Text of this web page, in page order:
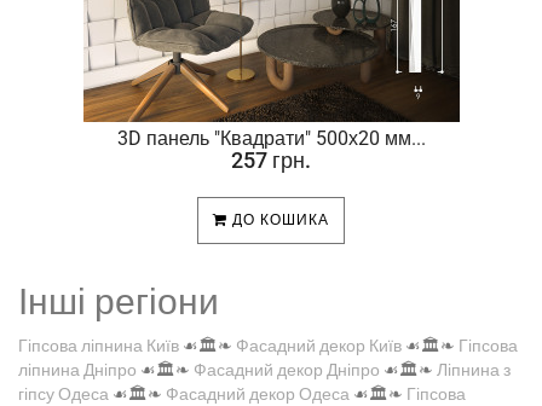
3D панель "Квадрати" 500х20 мм...
257 грн.
ДО КОШИКА
Інші регіони
Гіпсова ліпнина Київ ☙🏛️❧ Фасадний декор Київ ☙🏛️❧ Гіпсова
ліпнина Дніпро ☙🏛️❧ Фасадний декор Дніпро ☙🏛️❧ Ліпнина з
гіпсу Одеса ☙🏛️❧ Фасадний декор Одеса ☙🏛️❧ Гіпсова